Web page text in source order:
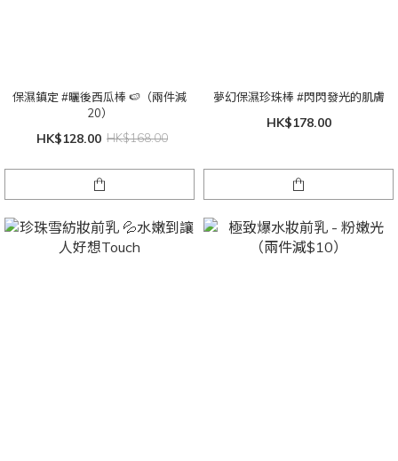
保濕鎮定 #曬後西瓜棒 🍉（兩件減
20）
HK$128.00 HK$168.00
夢幻保濕珍珠棒 #閃閃發光的肌膚
HK$178.00